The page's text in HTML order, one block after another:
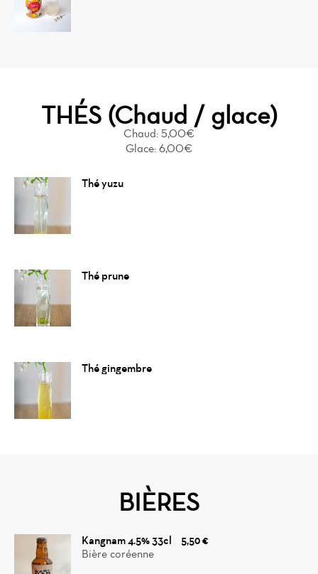
THÉS (Chaud / glace)
Chaud: 5,00€
Glace: 6,00€
Thé yuzu
Thé prune
Thé gingembre
BIÈRES
Kangnam 4.5% 33cl
5,50 €
Bière coréenne